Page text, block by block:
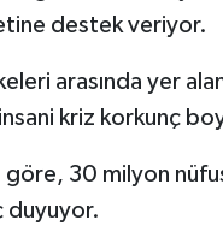
destek veriyor.
arasında yer
kriz korkunç
30 milyon
duyuyor.